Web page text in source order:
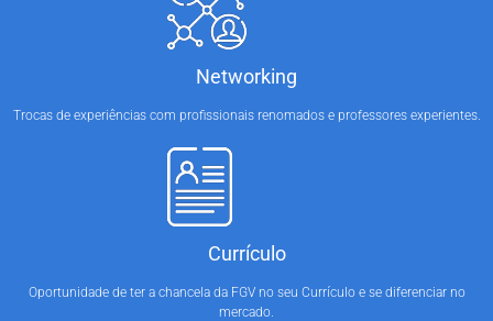
Networking
Trocas de experiências com profissionais renomados e professores experientes.
Currículo
Oportunidade de ter a chancela da FGV no seu Currículo e se diferenciar no
mercado.